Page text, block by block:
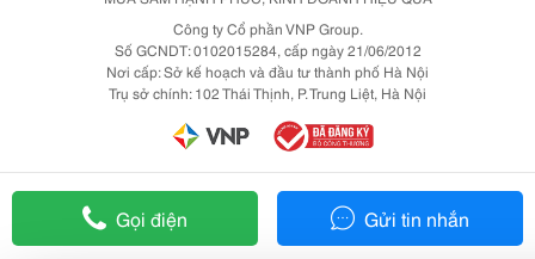
Gọi điện Gửi tin nhắn
Công ty Cổ phần VNP Group.
Số GCNDT: 0102015284, cấp ngày 21/06/2012
Nơi cấp: Sở kế hoạch và đầu tư thành phố Hà Nội
Trụ sở chính: 102 Thái Thịnh, P. Trung Liệt, Hà Nội